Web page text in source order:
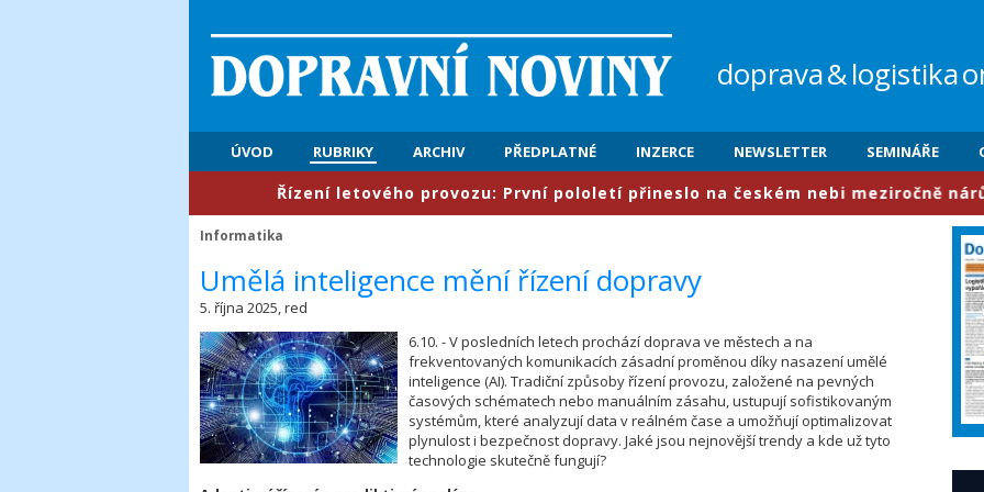
doprava&logistika
ÚVOD RUBRIKY ARCHIV PŘEDPLATNÉ INZERCE NEWSLETTER SEMINÁŘE
​Řízení letového provozu: První pololetí přineslo na českém nebi meziročně nárůst
Informatika
​Umělá inteligence mění řízení dopravy
5. října 2025, red
6.10. - V posledních letech prochází doprava ve městech a na
frekventovaných komunikacích zásadní proměnou díky nasazení umělé
inteligence (AI). Tradiční způsoby řízení provozu, založené na pevných
časových schématech nebo manuálním zásahu, ustupují sofistikovaným
systémům, které analyzují data v reálném čase a umožňují optimalizovat
plynulost i bezpečnost dopravy. Jaké jsou nejnovější trendy a kde už tyto
technologie skutečně fungují?